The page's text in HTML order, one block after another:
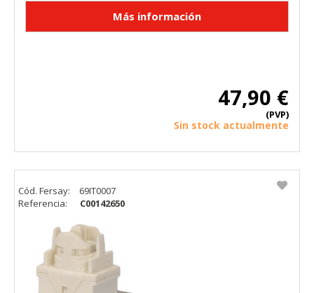
47,90 €
(PVP)
Sin stock actualmente
Cód. Fersay:
69IT0007
Referencia:
C00142650